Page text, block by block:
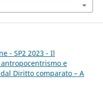
- SP2 2023 - Il
e
Diritto comparato – A